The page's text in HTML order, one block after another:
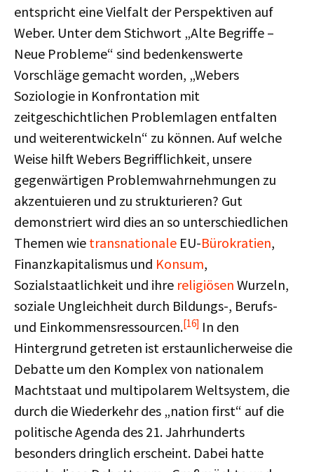
entspricht eine Vielfalt der Perspektiven auf
Weber. Unter dem Stichwort „Alte Begriffe –
Neue Probleme“ sind bedenkenswerte
Vorschläge gemacht worden, „Webers
Soziologie in Konfrontation mit
zeitgeschichtlichen Problemlagen entfalten
und weiterentwickeln“ zu können. Auf welche
Weise hilft Webers Begrifflichkeit, unsere
gegenwärtigen Problemwahrnehmungen zu
akzentuieren und zu strukturieren? Gut
demonstriert wird dies an so unterschiedlichen
Themen wie transnationale EU-Bürokratien,
Finanzkapitalismus und Konsum,
Sozialstaatlichkeit und ihre religiösen Wurzeln,
soziale Ungleichheit durch Bildungs-, Berufs-
und Einkommensressourcen.[16] In den
Hintergrund getreten ist erstaunlicherweise die
Debatte um den Komplex von nationalem
Machtstaat und multipolarem Weltsystem, die
durch die Wiederkehr des „nation first“ auf die
politische Agenda des 21. Jahrhunderts
besonders dringlich erscheint. Dabei hatte